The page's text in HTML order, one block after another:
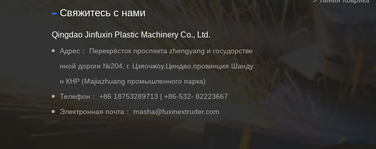
Свяжитесь с нами
Qingdao Jinfuxin Plastic Machinery Co., Ltd.
Адрес： Перекрёсток проспекта zhengyang и госудорстве
нной дороги №204, г. Цзяочжоу,Циндао,провинция Шанду
н КНР (Majiazhuang промышленного парка)
Телефон： +86 18753289713 | +86-532- 82223667
Электронная почта： masha@fuxinextruder.com